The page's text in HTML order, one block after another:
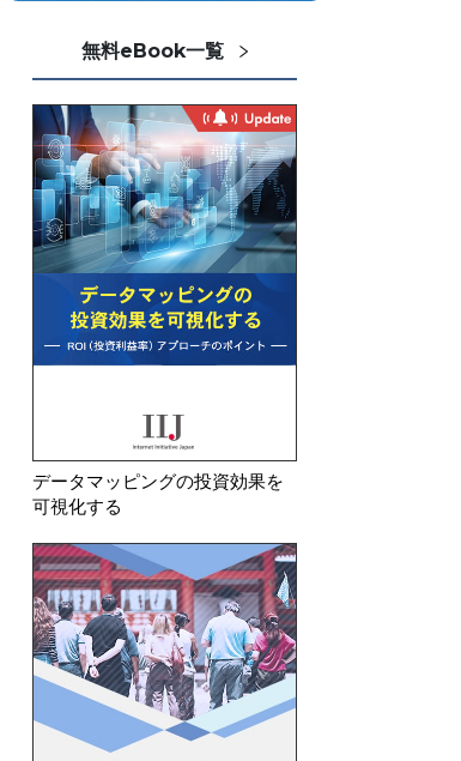
無料eBook一覧
データマッピングの投資効果を
可視化する